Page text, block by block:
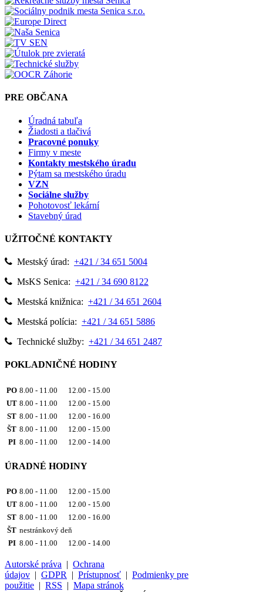
PRE OBČANA
Úradná tabuľa
Žiadosti a tlačivá
Pracovné ponuky
Firmy v meste
Kontakty mestského úradu
Pýtam sa mestského úradu
VZN
Sociálne služby
Pohotovosť lekární
Stavebný úrad
UŽITOČNÉ KONTAKTY
Mestský úrad: +421 / 34 651 5004
MsKS Senica: +421 / 34 690 8122
Mestská knižnica: +421 / 34 651 2604
Mestská polícia: +421 / 34 651 5886
Technické služby: +421 / 34 651 2487
POKLADNIČNÉ HODINY
PO 8.00 - 11.00 12.00 - 15.00
UT 8.00 - 11.00 12.00 - 15.00
ST 8.00 - 11.00 12.00 - 16.00
ŠT 8.00 - 11.00 12.00 - 15.00
PI 8.00 - 11.00 12.00 - 14.00
ÚRADNÉ HODINY
PO 8.00 - 11.00 12.00 - 15.00
UT 8.00 - 11.00 12.00 - 15.00
ST 8.00 - 11.00 12.00 - 16.00
ŠT nestránkový deň
PI 8.00 - 11.00 12.00 - 14.00
Autorské práva | Ochrana
údajov | GDPR | Prístupnosť | Podmienky pre
použitie | RSS | Mapa stránok